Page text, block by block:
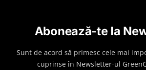
Abonează-te la
Sunt de acord să primesc cele mai
cuprinse în Newsletter-ul